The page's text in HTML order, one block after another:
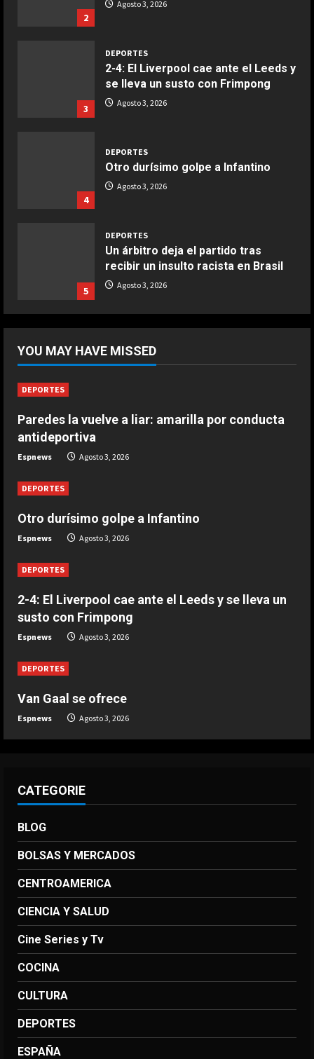
Ensalada de espinacas deliciosa
COCINA
aire
Buñuelos de alcachofas
5
COCINA
Ternera guisada con senderuelas
2
Agosto 3, 2026
3
DEPORTES
2-4: El Liverpool cae ante el Leeds y
se lleva un susto con Frimpong
Agosto 3, 2026
4
DEPORTES
Otro durísimo golpe a Infantino
Agosto 3, 2026
5
DEPORTES
Un árbitro deja el partido tras
recibir un insulto racista en Brasil
Agosto 3, 2026
DEPORTES
por conducta antideportiva
DEPORTES
Agosto 3, 2026
2-4: El Liverpool cae ante el Leeds y
se lleva un susto con Frimpong
DEPORTES
Otro durísimo golpe a Infantino
Agosto 3, 2026
Un árbitro deja el partido tras
recibir un insulto racista en Brasil
Agosto 3, 2026
YOU MAY HAVE MISSED
DEPORTES
Paredes la vuelve a liar: amarilla por conducta
antideportiva
Espnews Agosto 3, 2026
DEPORTES
Otro durísimo golpe a Infantino
Espnews Agosto 3, 2026
DEPORTES
2-4: El Liverpool cae ante el Leeds y se lleva un
susto con Frimpong
Espnews Agosto 3, 2026
DEPORTES
Van Gaal se ofrece
Espnews Agosto 3, 2026
CATEGORIE
BLOG
BOLSAS Y MERCADOS
CENTROAMERICA
CIENCIA Y SALUD
Cine Series y Tv
COCINA
CULTURA
DEPORTES
ESPAÑA